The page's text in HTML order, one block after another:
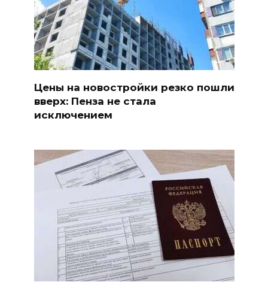
Цены на новостройки резко пошли
вверх: Пенза не стала
исключением